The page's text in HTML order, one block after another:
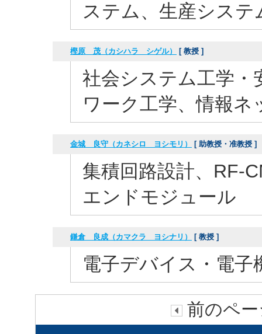
ステム、生産システ
樫原 茂（カシハラ シゲル） [ 教授 ]
社会システム工学・
ワーク工学、情報ネ
金城 良守（カネシロ ヨシモリ） [ 助教授・准教授 ]
集積回路設計、RF-
エンドモジュール
鎌倉 良成（カマクラ ヨシナリ） [ 教授 ]
電子デバイス・電子
前のペ